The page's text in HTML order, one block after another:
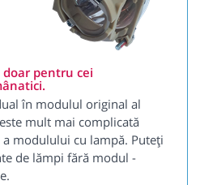
pentru cei
în modulul original al
mult mai complicată
modulului cu lampă. Puteți
de lămpi fără modul -